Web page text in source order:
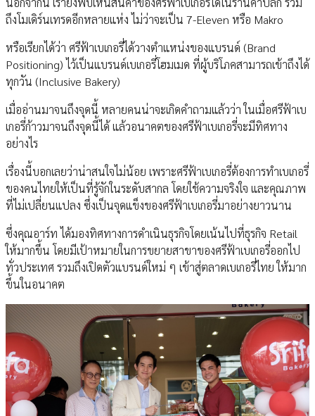
ถึงโมเดิร์นเทรดอีกหลายแห่ง ไม่ว่าจะเป็น 7-Eleven หรือ Makro
หรือเรียกได้ว่า ศรีฟ้าเบเกอรี่ได้วางตําแหน่งของแบรนด์ (Brand
Positioning) ไว้เป็นแบรนด์เบเกอรี่โฮมเมด ที่ผู้บริโภคสามารถเข้าถึงได้
ทุกวัน (Inclusive Bakery)
เมื่ออ่านมาจนถึงจุดนี้ หลายคนน่าจะเกิดคําถามแล้วว่า ในเมื่อศรีฟ้าเบ
เกอรี่ก้าวมาจนถึงจุดนี้ได้ แล้วอนาคตของศรีฟ้าเบเกอรี่จะมีทิศทาง
อย่างไร
เรื่องนี้บอกเลยว่าน่าสนใจไม่น้อย เพราะศรีฟ้าเบเกอรี่ต้องการทําเบเกอรี่
ของคนไทยให้เป็นที่รู้จักในระดับสากล โดยใช้ความจริงใจ และคุณภาพ
ที่ไม่เปลี่ยนแปลง ซึ่งเป็นจุดแข็งของศรีฟ้าเบเกอรี่มาอย่างยาวนาน
ซึ่งคุณอาร์ท ได้มองทิศทางการดําเนินธุรกิจโดยเน้นไปที่ธุรกิจ Retail
ให้มากขึ้น โดยมีเป้าหมายในการขยายสาขาของศรีฟ้าเบเกอรี่ออกไป
ทั่วประเทศ รวมถึงเปิดตัวแบรนด์ใหม่ ๆ เข้าสู่ตลาดเบเกอรี่ไทย ให้มาก
ขึ้นในอนาคต